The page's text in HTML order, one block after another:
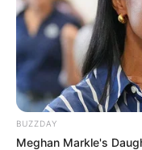
BUZZDAY
Meghan Markle's